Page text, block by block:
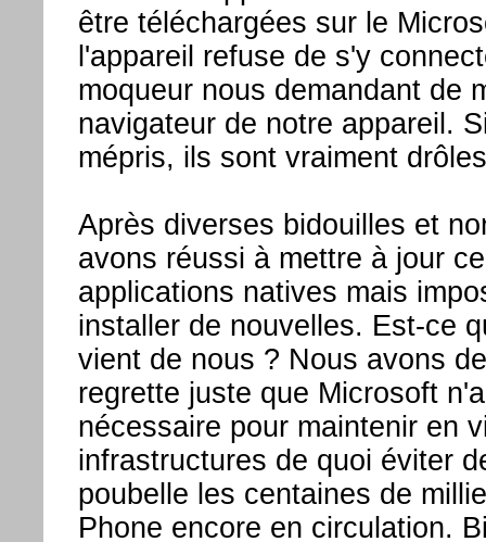
être téléchargées sur le
l'appareil refuse de s'y
moqueur nous demandant de
navigateur de notre appareil.
mépris, ils sont vraiment
Après diverses bidouilles et
avons réussi à mettre à jour
applications natives mais
installer de nouvelles. Est-ce
vient de nous ? Nous avons
regrette juste que Microsoft
nécessaire pour maintenir en
infrastructures de quoi éviter
poubelle les centaines de
Phone encore en circulation.